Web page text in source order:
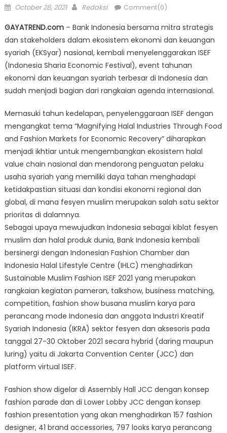
Posted
October 28, 2021 Author
Redaksi Comment(0)
GAYATREND.com– Bank Indonesia bersama mitra strategis
dan stakeholders dalam ekosistem ekonomi dan keuangan
syariah (EKSyar) nasional, kembali menyelenggarakan ISEF
(Indonesia Sharia Economic Festival), event tahunan
ekonomi dan keuangan syariah terbesar di Indonesia dan
sudah menjadi bagian dari rangkaian agenda internasional.
Memasuki tahun kedelapan, penyelenggaraan ISEF dengan
mengangkat tema “Magnifying Halal Industries Through Food
and Fashion Markets for Economic Recovery” diharapkan
menjadi ikhtiar untuk mengembangkan ekosistem halal
value chain nasional dan mendorong penguatan pelaku
usaha syariah yang memiliki daya tahan menghadapi
ketidakpastian situasi dan kondisi ekonomi regional dan
global, di mana fesyen muslim merupakan salah satu sektor
prioritas di dalamnya.
Sebagai upaya mewujudkan Indonesia sebagai kiblat fesyen
muslim dan halal produk dunia, Bank Indonesia kembali
bersinergi dengan Indonesian Fashion Chamber dan
Indonesia Halal Lifestyle Centre (IHLC) menghadirkan
Sustainable Muslim Fashion ISEF 2021 yang merupakan
rangkaian kegiatan pameran, talkshow, business matching,
competition, fashion show busana muslim karya para
perancang mode Indonesia dan anggota Industri Kreatif
Syariah Indonesia (IKRA) sektor fesyen dan aksesoris pada
tanggal 27-30 Oktober 2021 secara hybrid (daring maupun
luring) yaitu di Jakarta Convention Center (JCC) dan
platform virtual ISEF.
Fashion show digelar di Assembly Hall JCC dengan konsep
fashion parade dan di Lower Lobby JCC dengan konsep
fashion presentation yang akan menghadirkan 157 fashion
designer, 41 brand accessories, 797 looks karya perancang